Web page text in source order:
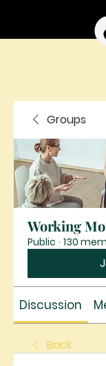
Groups
Working
Public · 130
Discussion
Back